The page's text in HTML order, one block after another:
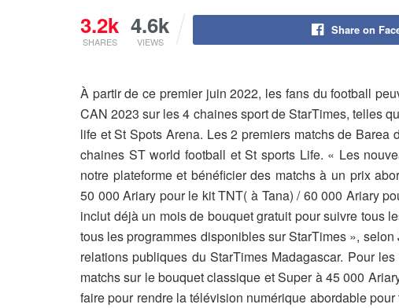
3.2k
SHARES
4.6k
VIEWS
Share on
À partir de ce premier juin 2022, les fans du football
CAN 2023 sur les 4 chaines sport de StarTimes, telles
life et St Spots Arena. Les 2 premiers matchs de Barea
chaines ST world football et St sports Life. « Les
notre plateforme et bénéficier des matchs à un prix
50 000 Ariary pour le kit TNT( à Tana) / 60 000 Ariary
inclut déjà un mois de bouquet gratuit pour suivre tous
tous les programmes disponibles sur StarTimes »,
relations publiques du StarTimes Madagascar. Pour
matchs sur le bouquet classique et Super à 45 000
faire pour rendre la télévision numérique abordable